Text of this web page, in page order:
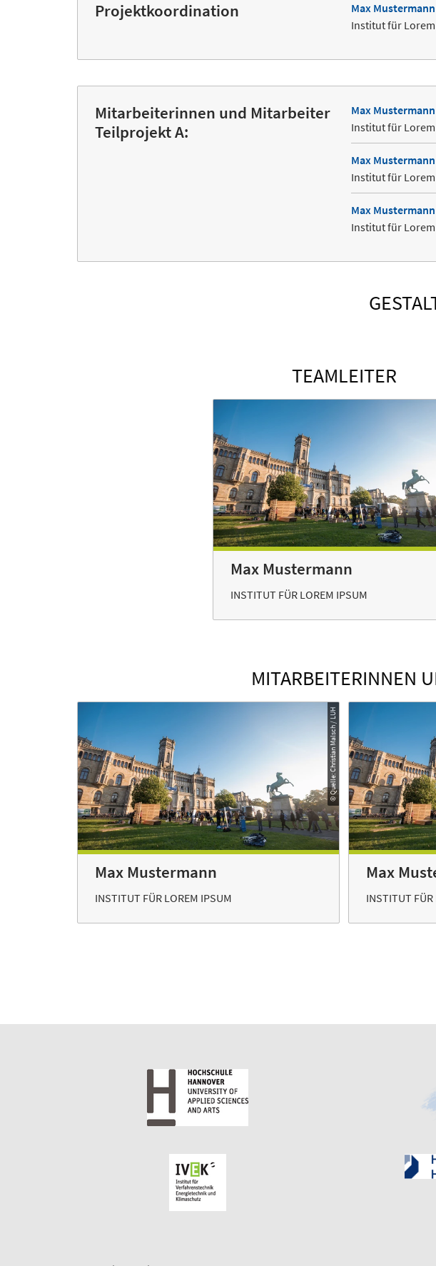
Projektkoordination
Max Mustermann
Institut für
Mitarbeiterinnen und Mitarbeiter
Teilprojekt A:
Max Mustermann
Institut für
Max Mustermann
Institut für
Max Mustermann
Institut für
TEAMLEITER
Max Mustermann
INSTITUT FÜR LOREM IPSUM
MITARBEITERINNEN
© Quelle: Christian Malsch / LUH
Max Mustermann
INSTITUT FÜR LOREM IPSUM
Max
INSTITUT